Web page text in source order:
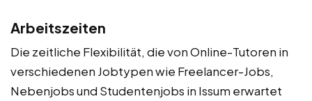
Arbeitszeiten
Die zeitliche Flexibilität, die von Online-Tutoren in
verschiedenen Jobtypen wie Freelancer-Jobs,
Nebenjobs und Studentenjobs in Issum erwartet